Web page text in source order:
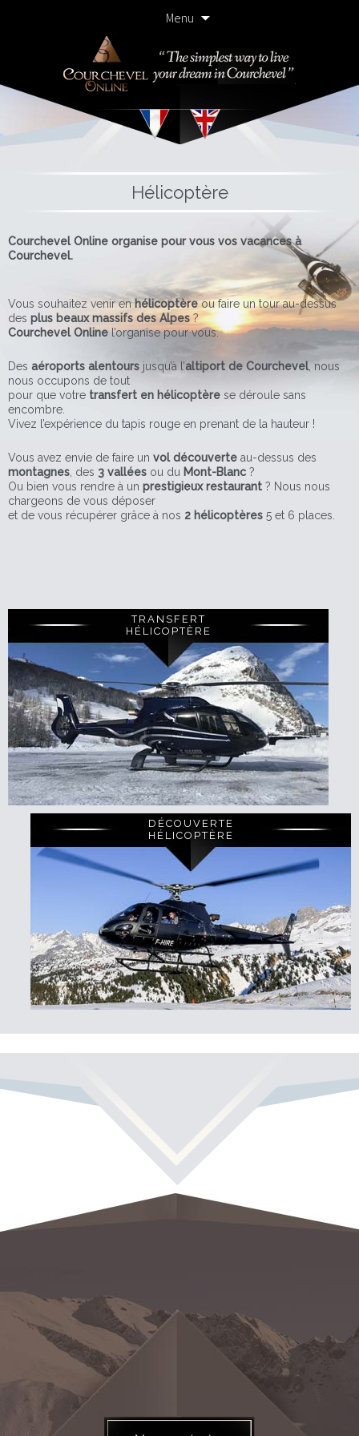
Menu
to
Hélicoptère
Courchevel Online organise pour vous vos vacances à
Courchevel.
Vous souhaitez venir enhélicoptèreou faire un tour au-dessus
des plus beaux massifs des Alpes?
Courchevel Onlinel’organise pour vous.
Des aéroports alentours jusqu’à l’altiport de Courchevel, nous
nous occupons de tout
pour que votre transfert en hélicoptère se déroule sans
encombre.
Vivez l’expérience du tapis rouge en prenant de la hauteur !
Vous avez envie de faire un vol découverte au-dessus des
montagnes , des 3 vallées ou du Mont-Blanc ?
Ou bien vous rendre à un prestigieux restaurant ? Nous nous
chargeons de vous déposer
et de vous récupérer grâce à nos 2 hélicoptères 5 et 6 places.
TRANSFERT
HÉLICOPTÈRE
DÉCOUVERTE
HÉLICOPTÈRE